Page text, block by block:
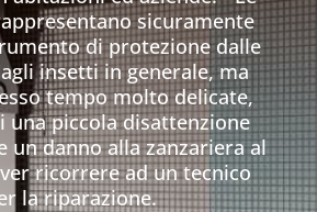
sicuramente
di protezione dalle
insetti in generale, ma
tempo molto delicate,
una piccola disattenzione
un danno alla zanzariera al
ricorrere ad un tecnico
la riparazione.